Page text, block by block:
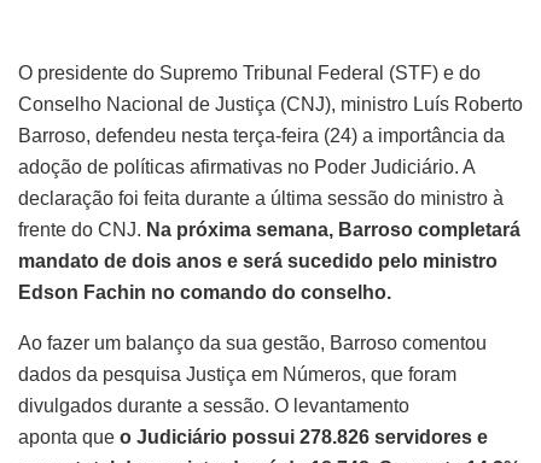
O presidente do Supremo Tribunal Federal (STF) e do
Conselho Nacional de Justiça (CNJ), ministro Luís Roberto
Barroso, defendeu nesta terça-feira (24) a importância da
adoção de políticas afirmativas no Poder Judiciário. A
declaração foi feita durante a última sessão do ministro à
frente do CNJ. Na próxima semana, Barroso completará
mandato de dois anos e será sucedido pelo ministro
Edson Fachin no comando do conselho.
Ao fazer um balanço da sua gestão, Barroso comentou
dados da pesquisa Justiça em Números, que foram
divulgados durante a sessão. O levantamento
aponta que o Judiciário possui 278.826 servidores e